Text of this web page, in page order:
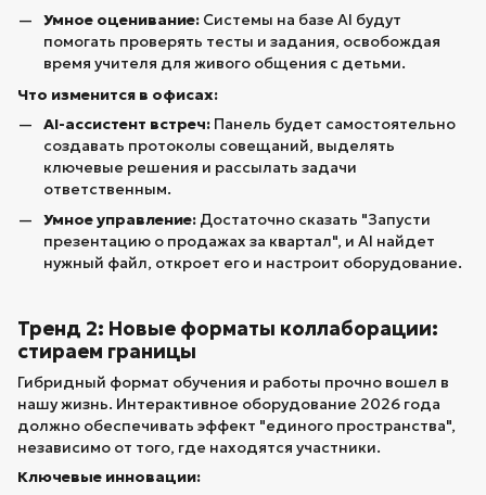
Умное оценивание: Системы на базе AI будут
помогать проверять тесты и задания, освобождая
время учителя для живого общения с детьми.
Что изменится в офисах:
AI-ассистент встреч: Панель будет самостоятельно
создавать протоколы совещаний, выделять
ключевые решения и рассылать задачи
ответственным.
Умное управление: Достаточно сказать "Запусти
презентацию о продажах за квартал", и AI найдет
нужный файл, откроет его и настроит оборудование.
Тренд 2: Новые форматы коллаборации:
стираем границы
Гибридный формат обучения и работы прочно вошел в
нашу жизнь. Интерактивное оборудование 2026 года
должно обеспечивать эффект "единого пространства",
независимо от того, где находятся участники.
Ключевые инновации: